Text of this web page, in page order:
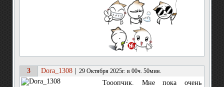
3 Dora_1308 29 Октября 2025г. в 00ч. 50мин.
Тооопчик. Мне пока очень